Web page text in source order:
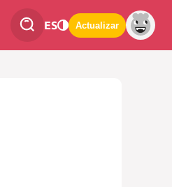
ES Actualizar